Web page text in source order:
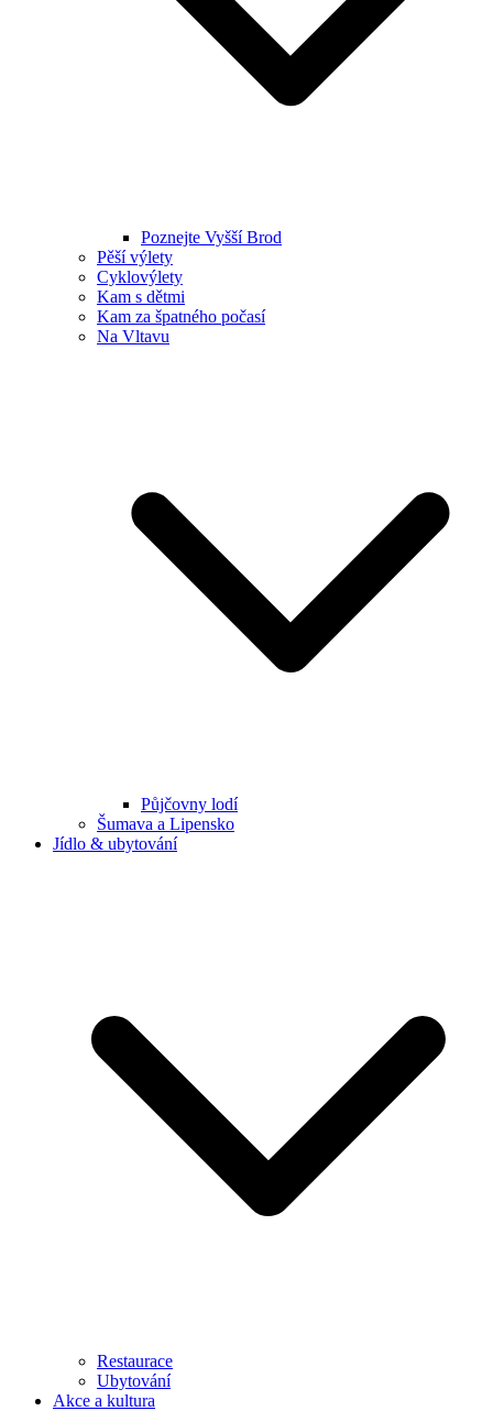
Poznejte Vyšší Brod
Pěší výlety
Cyklovýlety
Kam s dětmi
Kam za špatného počasí
Na Vltavu
Půjčovny lodí
Šumava a Lipensko
Jídlo & ubytování
Restaurace
Ubytování
Akce a kultura